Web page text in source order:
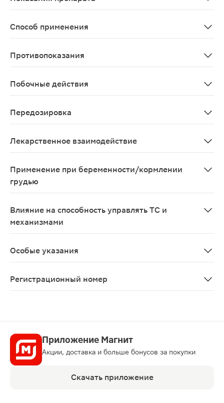
Способ применения
Противопоказания
Побочные действия
Передозировка
Лекарственное взаимодействие
Применение при беременности/кормлении
грудью
Влияние на способность управлять ТС и
механизмами
Особые указания
Регистрационный номер
Приложение Магнит
Акции, доставка и больше бонусов за покупки
Скачать приложение